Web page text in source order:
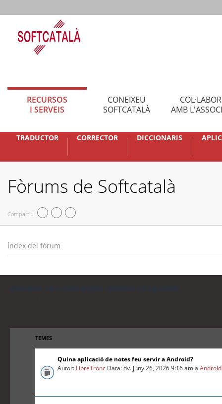
RECURSOS
I SERVEIS
CONEIXEU
SOFTCATALÀ
AMB
TRADUCTOR CORRECTOR DICCIONARIS
Fòrums de Softcatalà
Compartiu
Índex del fòrum
TEMES
Quina aplicació de notes feu servir a Android?
Autor: LibreTronc Data: dv. juny 26, 2026 9:16 am aAndroid